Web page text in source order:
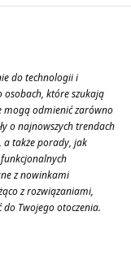
do technologii i
osobach, które szukają
mogą odmienić zarówno
o najnowszych trendach
a także porady, jak
z nowinkami
z rozwiązaniami,
Twojego otoczenia.